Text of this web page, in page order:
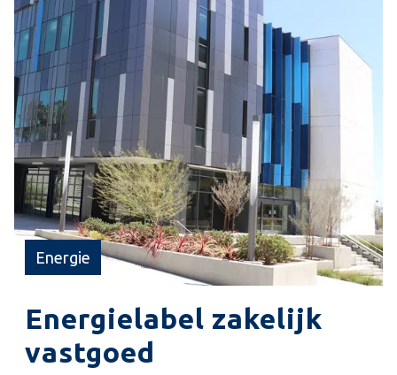
en met energie besparen aan de hand van
concrete acties.
Energie
Energielabel zakelijk
vastgoed